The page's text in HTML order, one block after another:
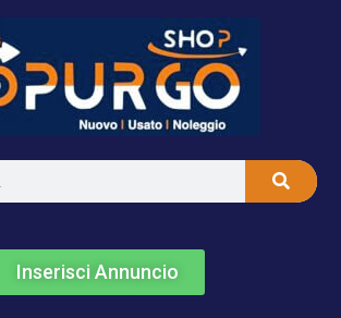
Inserisci Annuncio